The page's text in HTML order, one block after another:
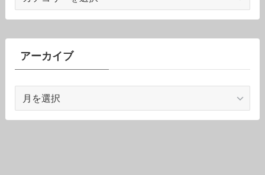
ゴ
リ
ーアーカイブ
カ